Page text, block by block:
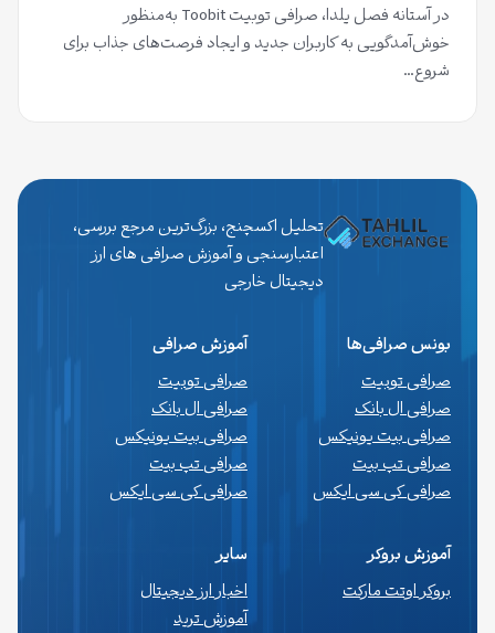
در آستانه فصل یلدا، صرافی توبیت Toobit به‌منظور
خوش‌آمدگویی به کاربران جدید و ایجاد فرصت‌های جذاب برای
شروع…
تحلیل اکسچنج، بزرگ‌ترین مرجع بررسی،
اعتبارسنجی و آموزش صرافی های ارز
دیجیتال خارجی
بونس صرافی‌ها
صرافی توبیت
صرافی ال بانک
صرافی بیت یونیکس
صرافی تپ بیت
صرافی کی سی ایکس
آموزش صرافی
صرافی توبیت
صرافی ال بانک
صرافی بیت یونیکس
صرافی تپ بیت
صرافی کی سی ایکس
آموزش بروکر
بروکر اوتت مارکت
سایر
اخبار ارز دیجیتال
آموزش ترید